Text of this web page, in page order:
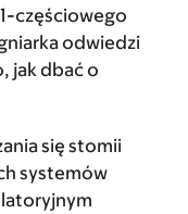
częściowego
odwiedzi
jak dbać o
się stomii
systemów